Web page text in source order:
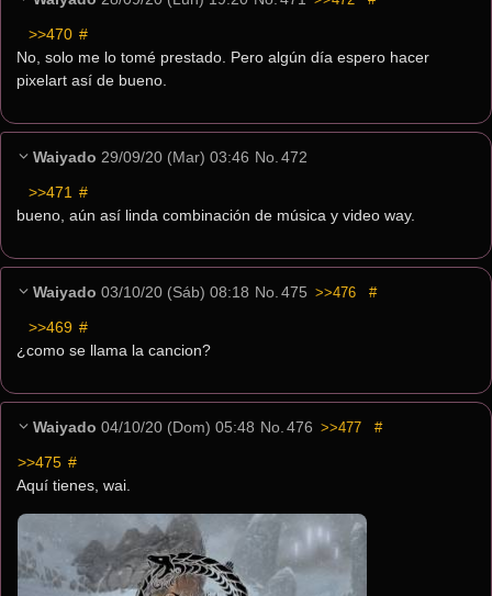
>>470 #
No, solo me lo tomé prestado. Pero algún día espero hacer
pixelart así de bueno.
Waiyado 29/09/20 (Mar) 03:46 No. 472
>>471 #
bueno, aún así linda combinación de música y video way.
Waiyado 03/10/20 (Sáb) 08:18 No. 475 >>476 #
>>469 #
¿como se llama la cancion?
Waiyado 04/10/20 (Dom) 05:48 No. 476 >>477 #
>>475 #
Aquí tienes, wai.